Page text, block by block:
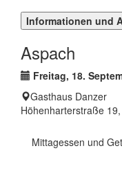
Informationen und
Aspach
Termin:
Freitag, 18.
Ort:
Gasthaus Danzer
Höhenharterstraße
Mittagessen und